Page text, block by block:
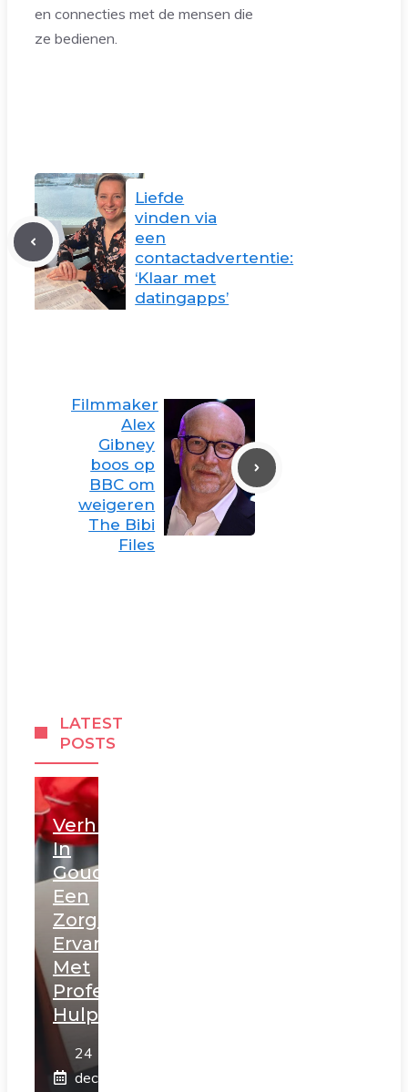
en connecties met de mensen die
ze bedienen.
Liefde
vinden via
een
contactadvertentie:
‘Klaar met
datingapps’
Filmmaker
Alex
Gibney
boos op
BBC om
weigeren
The Bibi
Files
LATEST
POSTS
Verhuizen
In
Gouda:
Een
Zorgeloze
Ervaring
Met
Professionele
Hulp
24
december